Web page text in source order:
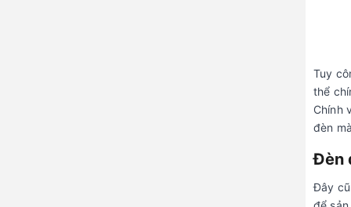
Tuy
thể
Chính
đèn
Đèn
Đây